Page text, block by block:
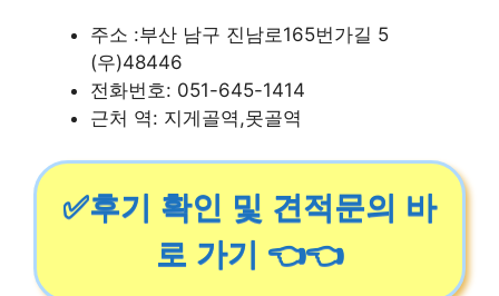
주소 :부산 남구 진남로165번가길 5
(우)48446
전화번호: 051-645-1414
근처 역: 지게골역,못골역
✅후기 확인 및 견적문의 바
로 가기 👈👈